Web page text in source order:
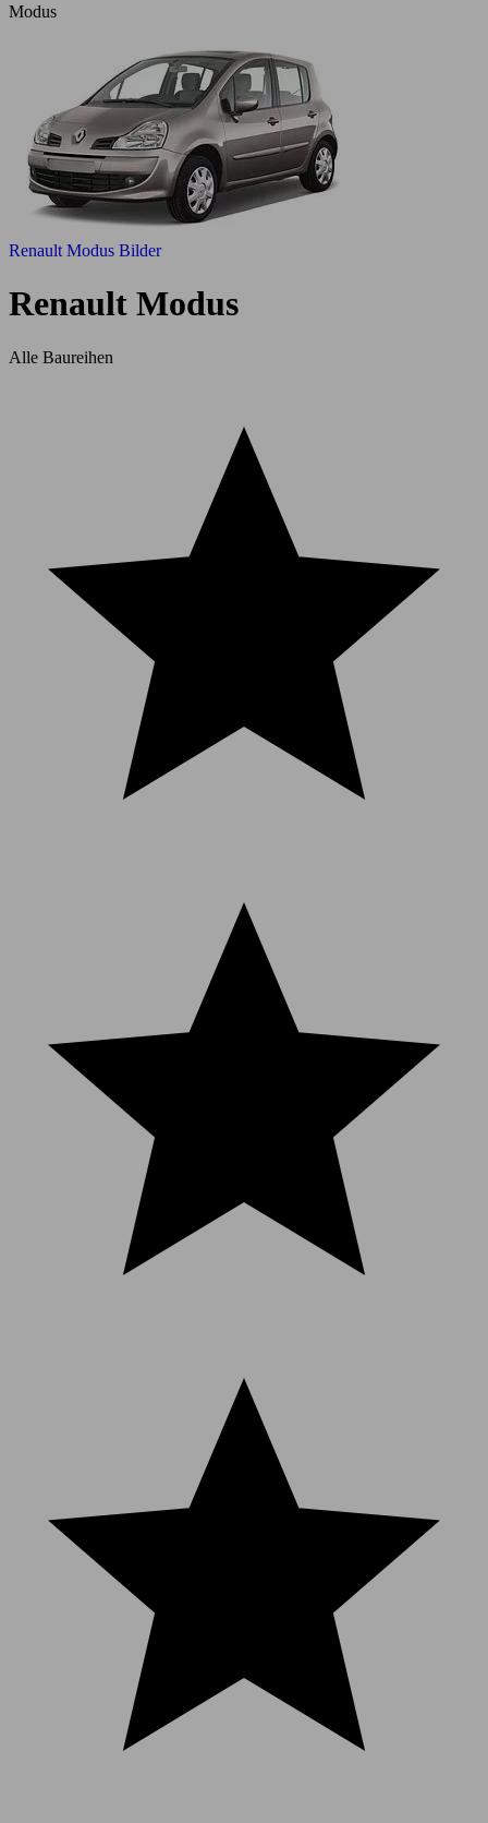
Modus
Renault Modus Bilder
Renault Modus
Alle Baureihen